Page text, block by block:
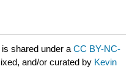
is shared under aCC BY-NC-
and/or curated by Kevin